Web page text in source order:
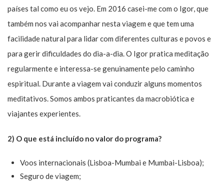
países tal como eu os vejo. Em 2016 casei-me com o Igor, que
também nos vai acompanhar nesta viagem e que tem uma
facilidade natural para lidar com diferentes culturas e povos e
para gerir dificuldades do dia-a-dia. O Igor pratica meditação
regularmente e interessa-se genuinamente pelo caminho
espiritual. Durante a viagem vai conduzir alguns momentos
meditativos. Somos ambos praticantes da macrobiótica e
viajantes experientes.
2) O que está incluído no valor do programa?
Voos internacionais (Lisboa-Mumbai e Mumbai-Lisboa);
Seguro de viagem;